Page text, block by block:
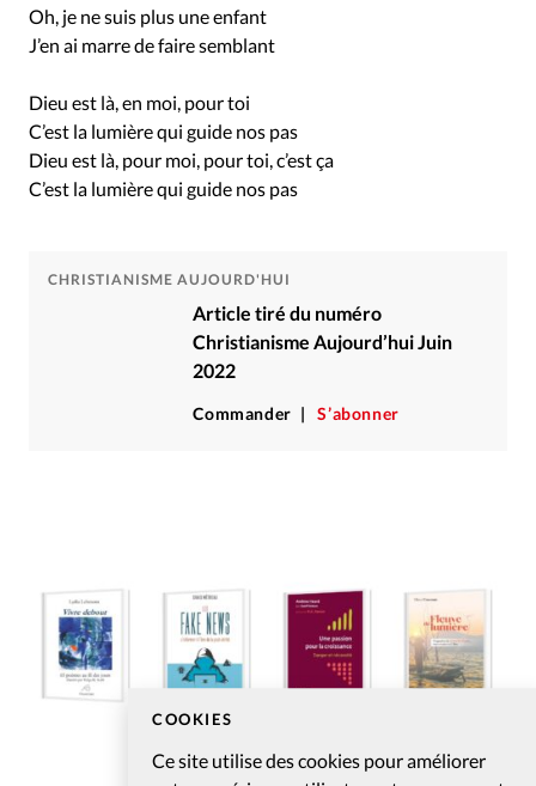
COOKIES
Ce site utilise des cookies pour améliorer
Oh, je ne suis plus une enfant
J’en ai marre de faire semblant
Dieu est là, en moi, pour toi
C’est la lumière qui guide nos pas
Dieu est là, pour moi, pour toi, c’est ça
C’est la lumière qui guide nos pas
CHRISTIANISME AUJOURD'HUI
Article tiré du numéro
Christianisme Aujourd’hui Juin
2022
Commander S’abonner